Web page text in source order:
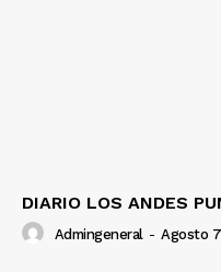
DIARIO LOS ANDES
Admingeneral - Agosto